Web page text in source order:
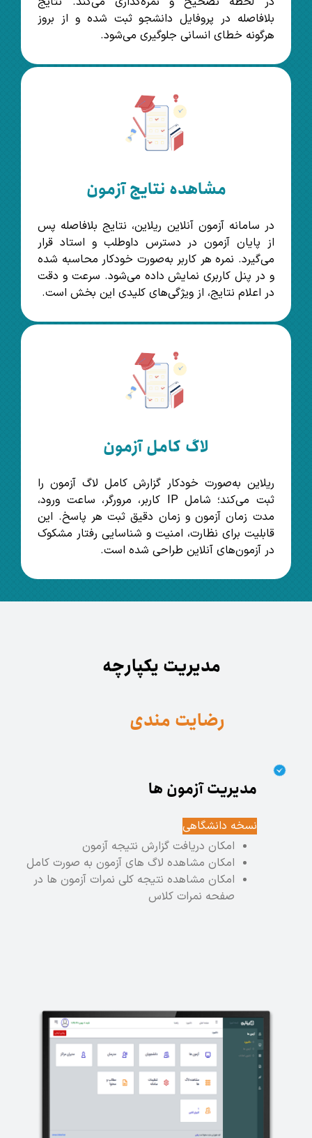
بلافاصله در پروفایل دانشجو ثبت شده و از بروز
هرگونه خطای انسانی جلوگیری می‌شود.
مشاهده نتایج آزمون
در سامانه آزمون آنلاین ریلاین، نتایج بلافاصله پس
از پایان آزمون در دسترس داوطلب و استاد قرار
می‌گیرد. نمره هر کاربر به‌صورت خودکار محاسبه شده
و در پنل کاربری نمایش داده می‌شود. سرعت و دقت
در اعلام نتایج، از ویژگی‌های کلیدی این بخش است.
لاگ کامل آزمون
ریلاین به‌صورت خودکار گزارش کامل لاگ آزمون را
ثبت می‌کند؛ شامل IP کاربر، مرورگر، ساعت ورود،
مدت زمان آزمون و زمان دقیق ثبت هر پاسخ. این
قابلیت برای نظارت، امنیت و شناسایی رفتار مشکوک
در آزمون‌های آنلاین طراحی شده است.
مدیریت یکپارچه
رضایت مندی
مدیریت آزمون ها
نسخه دانشگاهی
امکان دریافت گزارش نتیجه آزمون
امکان مشاهده لاگ های آزمون به صورت کامل
امکان مشاهده نتیجه کلی نمرات آزمون ها در
صفحه نمرات کلاس